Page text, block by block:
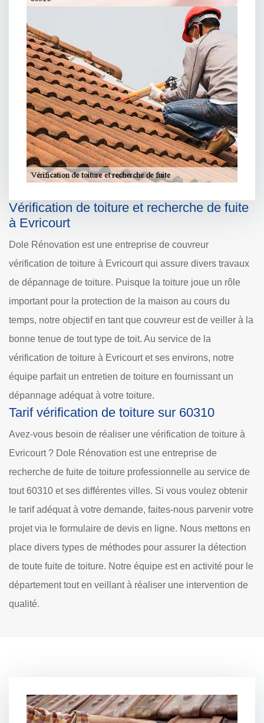
Vérification de toiture et recherche de fuite
à Evricourt
Dole Rénovation est une entreprise de couvreur
vérification de toiture à Evricourt qui assure divers travaux
de dépannage de toiture. Puisque la toiture joue un rôle
important pour la protection de la maison au cours du
temps, notre objectif en tant que couvreur est de veiller à la
bonne tenue de tout type de toit. Au service de la
vérification de toiture à Evricourt et ses environs, notre
équipe parfait un entretien de toiture en fournissant un
dépannage adéquat à votre toiture.
Tarif vérification de toiture sur 60310
Avez-vous besoin de réaliser une vérification de toiture à
Evricourt ? Dole Rénovation est une entreprise de
recherche de fuite de toiture professionnelle au service de
tout 60310 et ses différentes villes. Si vous voulez obtenir
le tarif adéquat à votre demande, faites-nous parvenir votre
projet via le formulaire de devis en ligne. Nous mettons en
place divers types de méthodes pour assurer la détection
de toute fuite de toiture. Notre équipe est en activité pour le
département tout en veillant à réaliser une intervention de
qualité.